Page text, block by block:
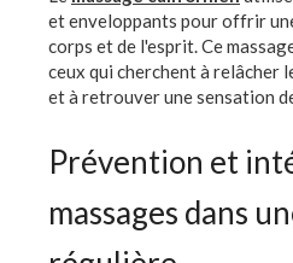
et enveloppants pour offrir
corps et de l'esprit. Ce
ceux qui cherchent à relâcher
et à retrouver une sensation
Prévention et
massages dans